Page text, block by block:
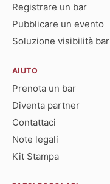
Registrare un bar
Pubblicare un evento
Soluzione visibilità bar
AIUTO
Prenota un bar
Diventa partner
Contattaci
Note legali
Kit Stampa